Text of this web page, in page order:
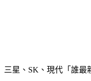
三星、SK、現代「誰最